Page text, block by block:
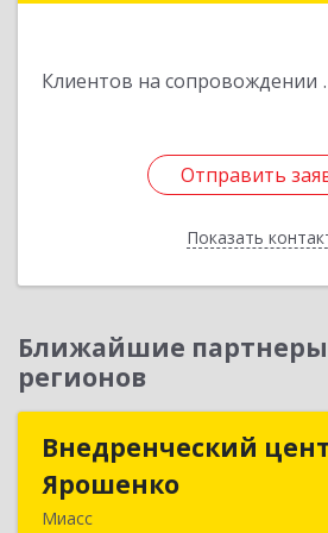
Клиентов на сопровождении
Отправить
Показать
Отправить
Назад
Ближайшие партнеры
регионов
Внедренческий
Ярошенко
Миасс